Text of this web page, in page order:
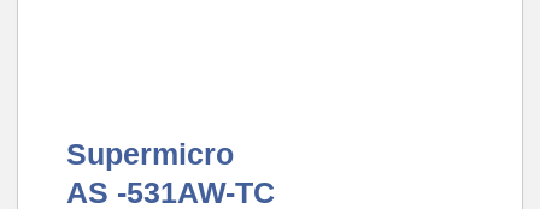
Supermicro
AS -531AW-TC